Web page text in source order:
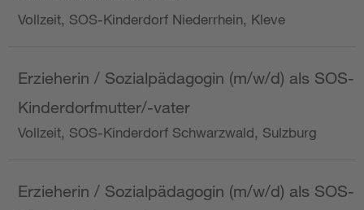
Vollzeit, SOS-Kinderdorf Niederrhein, Kleve
Erzieherin / Sozialpädagogin (m/w/d) als SOS-
Kinderdorfmutter/-vater
Vollzeit, SOS-Kinderdorf Schwarzwald, Sulzburg
Erzieherin / Sozialpädagogin (m/w/d) als SOS-